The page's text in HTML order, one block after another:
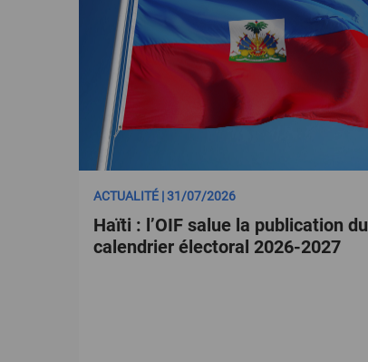
ACTUALITÉ | 31/07/2026
Haïti : l’OIF salue la publication du
calendrier électoral 2026-2027